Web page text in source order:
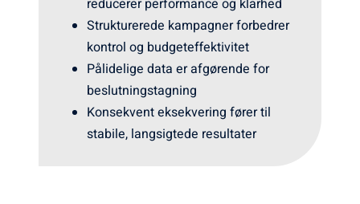
reducerer performance og klarhed
Strukturerede kampagner forbedrer
kontrol og budgeteffektivitet
Pålidelige data er afgørende for
beslutningstagning
Konsekvent eksekvering fører til
stabile, langsigtede resultater